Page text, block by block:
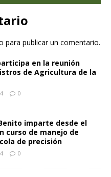
para publicar un comentario.
en la reunión
de Agricultura de la
0
Benito imparte desde el
curso de manejo de
de precisión
0